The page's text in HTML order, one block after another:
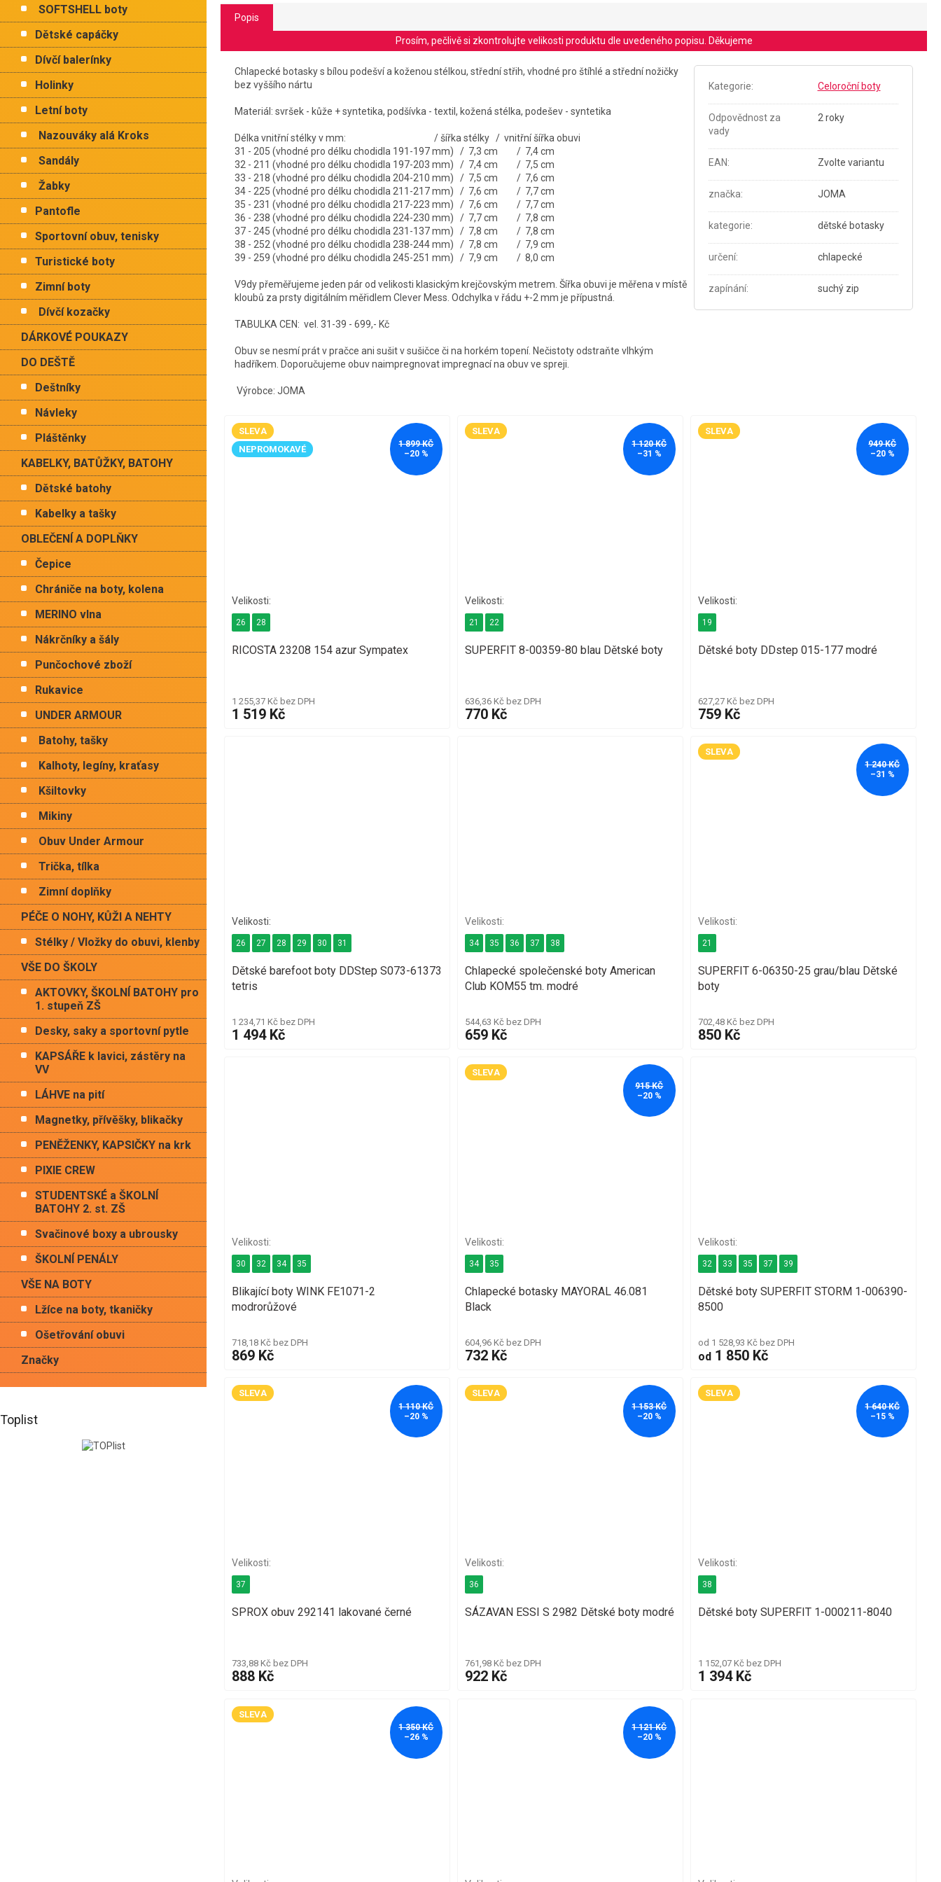
SOFTSHELL boty
Dětské capáčky
Dívčí balerínky
Holinky
Letní boty
Nazouváky alá Kroks
Sandály
Žabky
Pantofle
Sportovní obuv, tenisky
Turistické boty
Zimní boty
Dívčí kozačky
DÁRKOVÉ POUKAZY
DO DEŠTĚ
Deštníky
Návleky
Pláštěnky
KABELKY, BATŮŽKY, BATOHY
Dětské batohy
Kabelky a tašky
OBLEČENÍ A DOPLŇKY
Čepice
Chrániče na boty, kolena
MERINO vlna
Nákrčníky a šály
Punčochové zboží
Rukavice
UNDER ARMOUR
Batohy, tašky
Kalhoty, legíny, kraťasy
Kšiltovky
Mikiny
Obuv Under Armour
Trička, tílka
Zimní doplňky
PÉČE O NOHY, KŮŽI A NEHTY
Stélky / Vložky do obuvi, klenby
VŠE DO ŠKOLY
AKTOVKY, ŠKOLNÍ BATOHY pro
1. stupeň ZŠ
Desky, saky a sportovní pytle
KAPSÁŘE k lavici, zástěry na
VV
LÁHVE na pití
Magnetky, přívěšky, blikačky
PENĚŽENKY, KAPSIČKY na krk
PIXIE CREW
STUDENTSKÉ a ŠKOLNÍ
BATOHY 2. st. ZŠ
Svačinové boxy a ubrousky
ŠKOLNÍ PENÁLY
VŠE NA BOTY
Lžíce na boty, tkaničky
Ošetřování obuvi
Značky
Toplist
Popis
Prosím, pečlivě si zkontrolujte velikosti produktu dle uvedeného popisu. Děkujeme
Chlapecké botasky s bílou podešví a koženou stélkou, střední střih, vhodné pro štíhlé a střední nožičky
bez vyššího nártu
Materiál: svršek - kůže + syntetika, podšívka - textil, kožená stélka, podešev - syntetika
Délka vnitřní stélky v mm: / šířka stélky / vnitřní šířka obuvi
31 - 205 (vhodné pro délku chodidla 191-197 mm) / 7,3 cm / 7,4 cm
32 - 211 (vhodné pro délku chodidla 197-203 mm) / 7,4 cm / 7,5 cm
33 - 218 (vhodné pro délku chodidla 204-210 mm) / 7,5 cm / 7,6 cm
34 - 225 (vhodné pro délku chodidla 211-217 mm) / 7,6 cm / 7,7 cm
35 - 231 (vhodné pro délku chodidla 217-223 mm) / 7,6 cm / 7,7 cm
36 - 238 (vhodné pro délku chodidla 224-230 mm) / 7,7 cm / 7,8 cm
37 - 245 (vhodné pro délku chodidla 231-137 mm) / 7,8 cm / 7,8 cm
38 - 252 (vhodné pro délku chodidla 238-244 mm) / 7,8 cm / 7,9 cm
39 - 259 (vhodné pro délku chodidla 245-251 mm) / 7,9 cm / 8,0 cm
V9dy přeměřujeme jeden pár od velikosti klasickým krejčovským metrem. Šířka obuvi je měřena v místě
kloubů za prsty digitálním měřidlem Clever Mess. Odchylka v řádu +-2 mm je přípustná.
TABULKA CEN: vel. 31-39 - 699,- Kč
Obuv se nesmí prát v pračce ani sušit v sušičce či na horkém topení. Nečistoty odstraňte vlhkým
hadříkem. Doporučujeme obuv naimpregnovat impregnací na obuv ve spreji.
Výrobce: JOMA
Kategorie: Celoroční boty
Odpovědnost za
vady
2 roky
EAN: Zvolte variantu
značka: JOMA
kategorie: dětské botasky
určení: chlapecké
zapínání: suchý zip
SLEVA
NEPROMOKAVÉ
1 899 KČ
–20 %
RICOSTA 23208 154 azur Sympatex
1 255,37 Kč bez DPH
1 519 Kč
26 28
SLEVA
1 120 KČ
–31 %
SUPERFIT 8-00359-80 blau Dětské boty
636,36 Kč bez DPH
770 Kč
21 22
SLEVA
949 KČ
–20 %
Dětské boty DDstep 015-177 modré
627,27 Kč bez DPH
759 Kč
19
Dětské barefoot boty DDStep S073-61373
tetris
1 234,71 Kč bez DPH
1 494 Kč
26 27 28 29 30 31
Chlapecké společenské boty American
Club KOM55 tm. modré
544,63 Kč bez DPH
659 Kč
34 35 36 37 38
SLEVA
1 240 KČ
–31 %
SUPERFIT 6-06350-25 grau/blau Dětské
boty
702,48 Kč bez DPH
850 Kč
21
Blikající boty WINK FE1071-2
modrorůžové
718,18 Kč bez DPH
869 Kč
30 32 34 35
SLEVA
915 KČ
–20 %
Chlapecké botasky MAYORAL 46.081
Black
604,96 Kč bez DPH
732 Kč
34 35
Dětské boty SUPERFIT STORM 1-006390-
8500
od 1 528,93 Kč bez DPH
od1 850 Kč
32 33 35 37 39
SLEVA
1 110 KČ
–20 %
SPROX obuv 292141 lakované černé
733,88 Kč bez DPH
888 Kč
37
SLEVA
1 153 KČ
–20 %
SÁZAVAN ESSI S 2982 Dětské boty modré
761,98 Kč bez DPH
922 Kč
36
SLEVA
1 640 KČ
–15 %
Dětské boty SUPERFIT 1-000211-8040
1 152,07 Kč bez DPH
1 394 Kč
38
SLEVA
1 350 KČ
–26 %
1 121 KČ
–20 %